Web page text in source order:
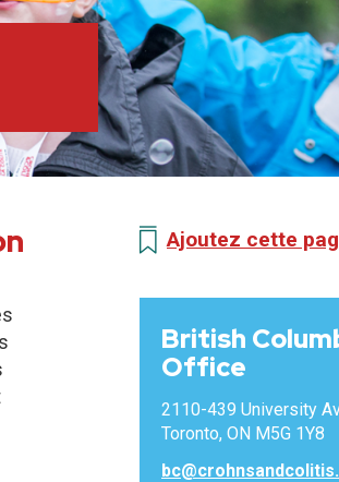
Ajoutez cette
British
Office
2110-439 University
Toronto, ON M5G 1Y8